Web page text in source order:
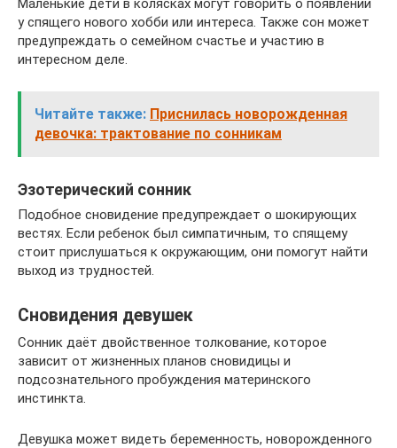
Маленькие дети в колясках могут говорить о появлении
у спящего нового хобби или интереса. Также сон может
предупреждать о семейном счастье и участию в
интересном деле.
Читайте также: Приснилась новорожденная
девочка: трактование по сонникам
Эзотерический сонник
Подобное сновидение предупреждает о шокирующих
вестях. Если ребенок был симпатичным, то спящему
стоит прислушаться к окружающим, они помогут найти
выход из трудностей.
Сновидения девушек
Сонник даёт двойственное толкование, которое
зависит от жизненных планов сновидицы и
подсознательного пробуждения материнского
инстинкта.
Девушка может видеть беременность, новорожденного